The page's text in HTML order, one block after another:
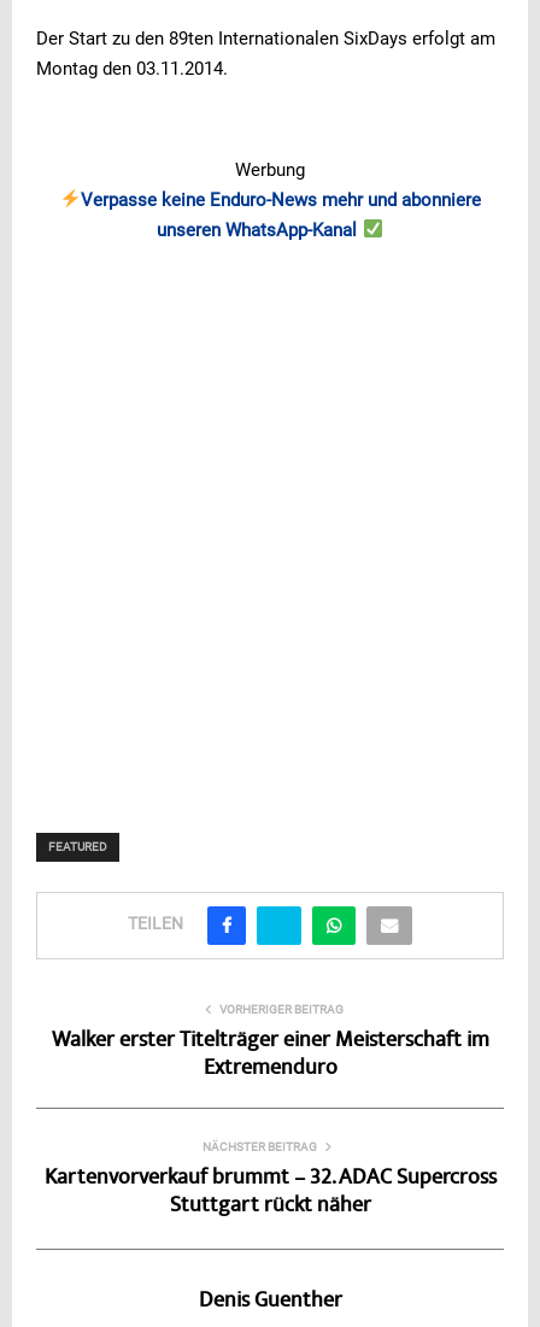
Der Start zu den 89ten Internationalen SixDays erfolgt am
Montag den 03.11.2014.
Werbung
Verpasse keine Enduro-News mehr und abonniere
unseren WhatsApp-Kanal
FEATURED
TEILEN
VORHERIGER BEITRAG
Walker erster Titelträger einer Meisterschaft im
Extremenduro
NÄCHSTER BEITRAG
Kartenvorverkauf brummt – 32. ADAC Supercross
Stuttgart rückt näher
Denis Guenther